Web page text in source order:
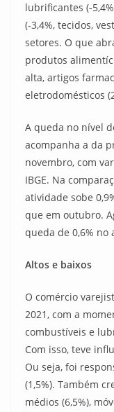
lubrificantes (-
(-3,4%, tecidos,
setores. O que
produtos
alta, artigos
eletrodomésticos
A queda no nível
acompanha a da
novembro, com
IBGE. Na
atividade sobe
que em outubro.
queda de 0,6% no
Altos e baixos
O comércio
2021, com a
combustíveis e
Com isso, teve
Ou seja, foi
(1,5%). Também
médios (6,5%),